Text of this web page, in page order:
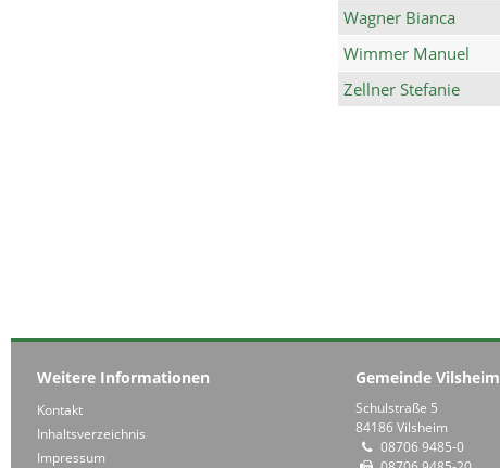
Wagner Bianca
Wimmer Manuel
Zellner Stefanie
Weitere Informationen
Kontakt
Inhaltsverzeichnis
Impressum
Gemeinde Vilsheim
Schulstraße 5
84186 Vilsheim
08706 9485-0